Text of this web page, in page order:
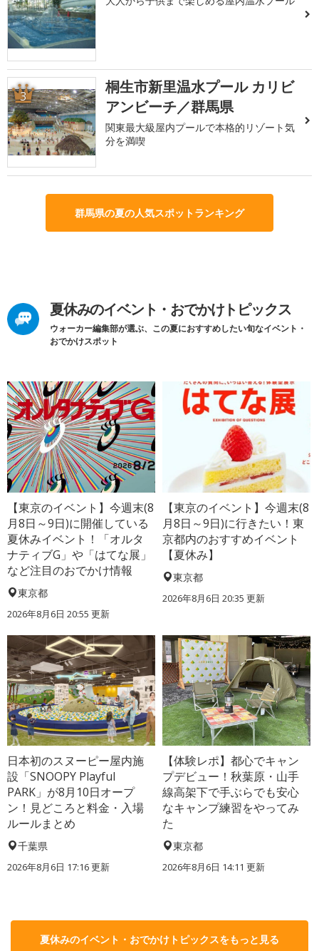
3
桐生市新里温水プール カリビ
アンビーチ／群馬県
関東最大級屋内プールで本格的リゾート気
分を満喫
群馬県の夏の人気スポットランキング
夏休みのイベント・おでかけトピックス
ウォーカー編集部が選ぶ、この夏におすすめしたい旬なイベント・
おでかけスポット
【東京のイベント】今週末(8
月8日～9日)に開催している
夏休みイベント！「オルタ
ナティブG」や「はてな展」
など注目のおでかけ情報
東京都
2026年8月6日 20:55 更新
【東京のイベント】今週末(8
月8日～9日)に行きたい！東
京都内のおすすめイベント
【夏休み】
東京都
2026年8月6日 20:35 更新
日本初のスヌーピー屋内施
設「SNOOPY Playful
PARK」が8月10日オープ
ン！見どころと料金・入場
ルールまとめ
千葉県
2026年8月6日 17:16更新
【体験レポ】都心でキャン
プデビュー！秋葉原・山手
線高架下で手ぶらでも安心
なキャンプ練習をやってみ
た
東京都
2026年8月6日 14:11 更新
夏休みのイベント・おでかけトピックスをもっと見る